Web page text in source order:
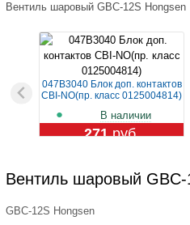
Вентиль шаровый GBC-12S Hongsen
047B3040 Блок доп. контактов
CBI-NO(пр. класс 0125004814)
В наличии
271руб.
Вентиль шаровый GBC-
GBC-12S Hongsen